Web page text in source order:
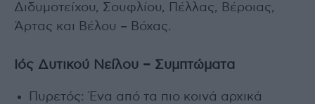
Διδυμοτείχου, Σουφλίου, Πέλλας, Βέροιας,
Άρτας και Βέλου – Βόχας.
Ιός Δυτικού Νείλου – Συμπτώματα
Πυρετός: Ένα από τα πιο κοινά αρχικά